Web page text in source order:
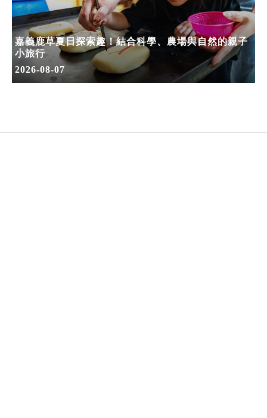
嘉義鹿草夏日探索趣！結合科學、農場與自然的親子
小旅行
2026-08-07